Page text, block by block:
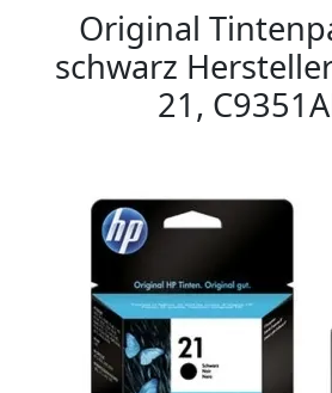
Original
schwarz
21,